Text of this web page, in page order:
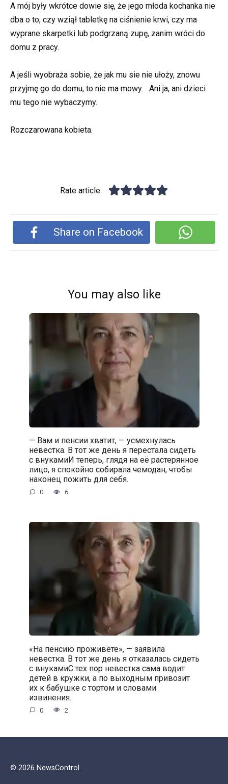
A mój były wkrótce dowie się, że jego młoda kochanka nie
dba o to, czy wziął tabletkę na ciśnienie krwi, czy ma
wyprane skarpetki lub podgrzaną zupę, zanim wróci do
domu z pracy.
A jeśli wyobraża sobie, że jak mu sie nie ułoży, znowu
przyjmę go do domu, to nie ma mowy. Ani ja, ani dzieci
mu tego nie wybaczymy.
Rozczarowana kobieta.
Rate article
Share on Facebook
You may also like
— Вам и пенсии хватит, — усмехнулась
невестка. В тот же день я перестала сидеть
с внукамиИ теперь, глядя на её растерянное
лицо, я спокойно собирала чемодан, чтобы
наконец пожить для себя.
0 6
«На пенсию проживёте», — заявила
невестка. В тот же день я отказалась сидеть
с внукамиС тех пор невестка сама водит
детей в кружки, а по выходным привозит
их к бабушке с тортом и словами
извинения.
0 2
© 2026 NewsControl